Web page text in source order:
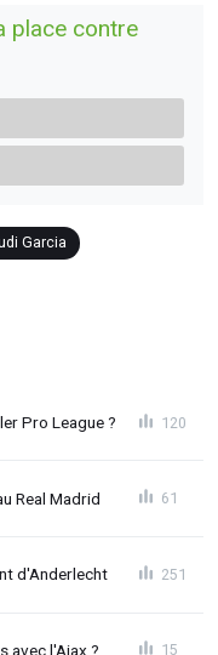
place contre
Garcia
Pro League ? 120
Real Madrid 61
d'Anderlecht 251
avec l'Ajax ? 15